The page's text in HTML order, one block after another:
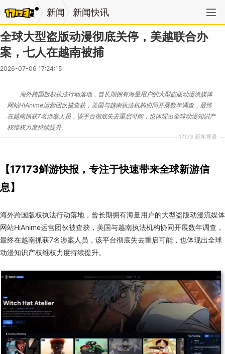
新闻 新闻快讯
全球大型盗版动漫彻底关停，美越联合办
案，七人在越南被捕
2026-07-06 17:24:15
17173 新闻导语
海外跨国版权执法行动落地，曾长期拥有海量用户的大型盗版动漫流媒体
网站HiAnime运营团伙被查获，美国与越南执法机构协同开展数年调查，最终
在越南抓获7名涉案人员，该平台彻底失去重启可能，也体现出全球动漫知识产
权维权力度持续提升。
【17173鲜游快报，专注于快速带来全球新游信
息】
海外跨国版权执法行动落地，曾长期拥有海量用户的大型盗版动漫流媒体
网站HiAnime运营团伙被查获，美国与越南执法机构协同开展数年调查，
最终在越南抓获7名涉案人员，该平台彻底失去重启可能，也体现出全球
动漫知识产权维权力度持续提升。